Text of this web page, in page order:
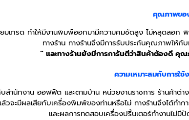
คุณภาพขอ
กรด ทำให้มีงานพิมพ์​ออกมามีความคมชัดสูง ไม่หลุดลอก พิ
ทางร้าน ทางร้านจึงมีการรับประกันคุณภาพให้กั
” และทางร้านยังมีการการันตีว่าสินค้าต้องดี คุ
ความเหมาะสมกับการใ
บสำนักงาน ออฟฟิต และตามบ้าน หน่วยงานราชการ ร้านค้า
ล้วจะมีผลเสียกับเครื่องพิมพ์ของท่านหรือไม่ ทางร้านจึงได้ท
และผลการทดสอบเครื่องปริ้นเตอร์ทำงานไม่